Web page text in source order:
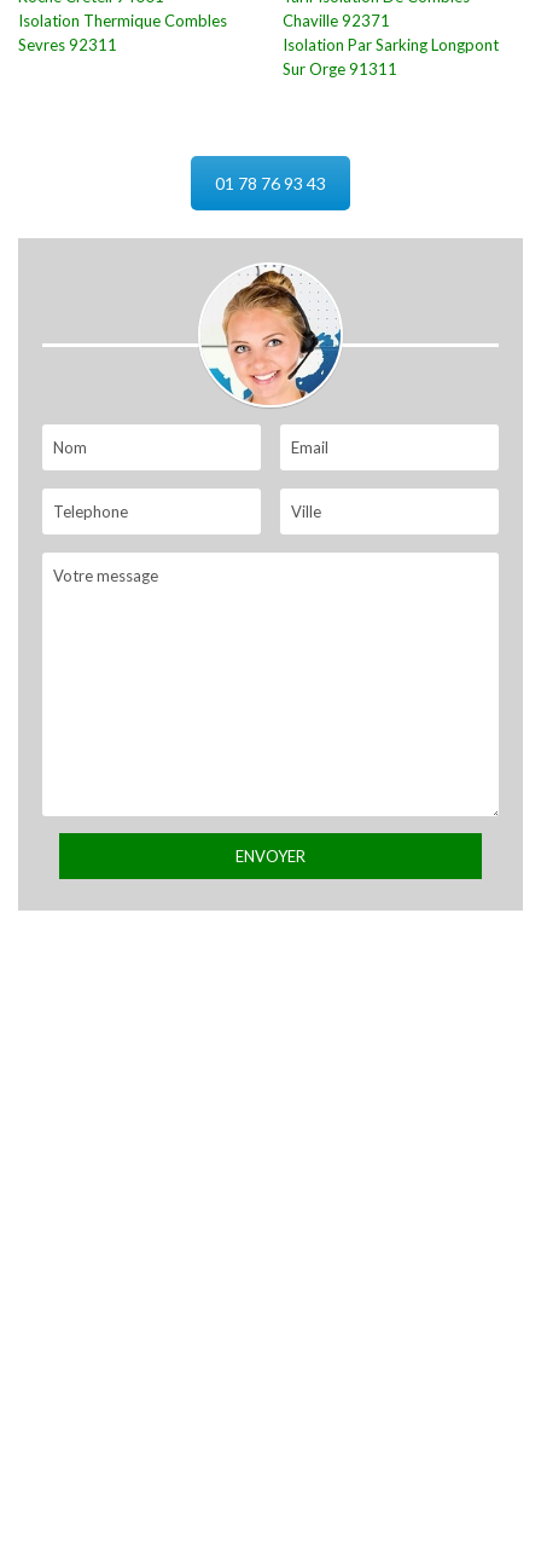
Isolation Thermique Combles
Sevres 92311
Chaville 92371
Isolation Par Sarking Longpont
Sur Orge 91311
01 78 76 93 43